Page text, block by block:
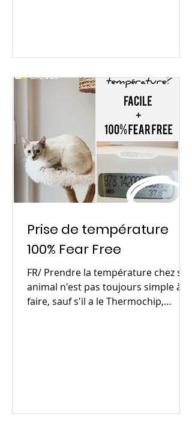
Prise de température
100% Fear Free
FR/ Prendre la température chez son
animal n'est pas toujours simple à
faire, sauf s'il a le Thermochip,